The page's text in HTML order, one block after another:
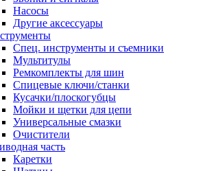
Насосы
Другие аксессуары
Спец. инструменты и съемники
Мультитулы
Ремкомплекты для шин
Спицевые ключи/станки
Кусачки/плоскогубцы
Мойки и щетки для цепи
Универсальные смазки
Очистители
часть
Каретки